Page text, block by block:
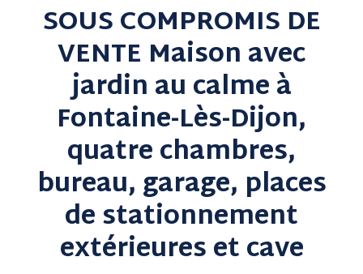
SOUS COMPROMIS DE
VENTE Maison avec
jardin au calme à
Fontaine-Lès-Dijon,
quatre chambres,
bureau, garage, places
de stationnement
extérieures et cave